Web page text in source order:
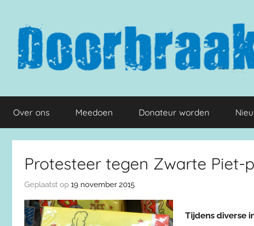
inhoud
springen
Doorbraak.eu
Over ons Meedoen Donateur worden
Protesteer tegen Zwarte Piet-
Geplaatst op 19 november 2015
Tijdens diverse